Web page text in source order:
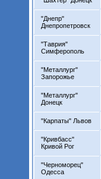
"Днепр"
Днепропетровск
"Таврия"
Симферополь
"Металлург"
Запорожье
"Металлург"
Донецк
"Карпаты" Львов
"Кривбасс"
Кривой Рог
"Черноморец"
Одесса